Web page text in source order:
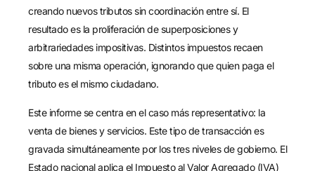
creando nuevos tributos sin coordinación entre sí. El
resultado es la proliferación de superposiciones y
arbitrariedades impositivas. Distintos impuestos recaen
sobre una misma operación, ignorando que quien paga el
tributo es el mismo ciudadano.
Este informe se centra en el caso más representativo: la
venta de bienes y servicios. Este tipo de transacción es
gravada simultáneamente por los tres niveles de gobierno. El
Estado nacional aplica el Impuesto al Valor Agregado (IVA)